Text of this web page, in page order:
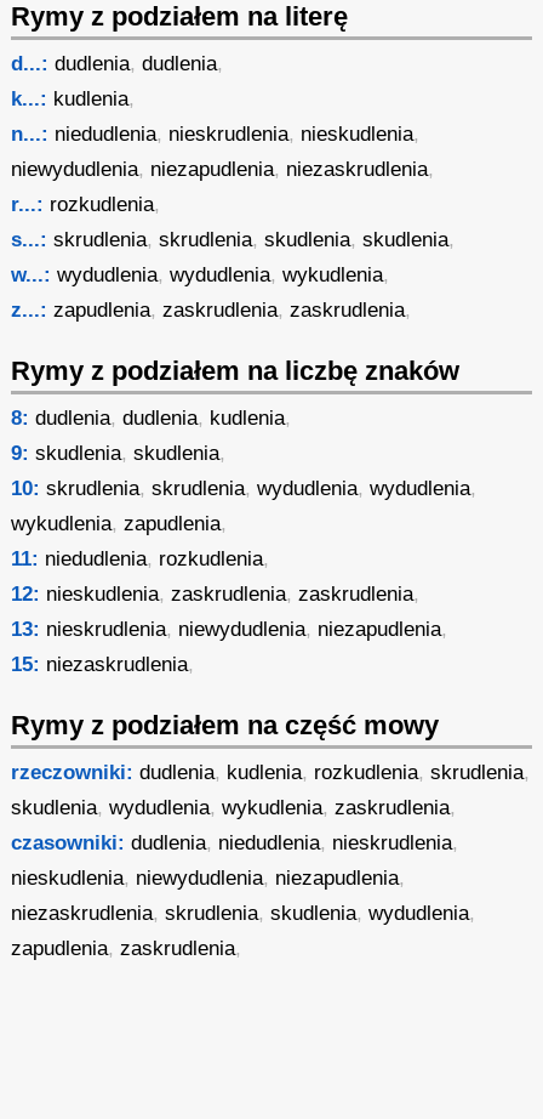
Rymy z podziałem na literę
d...: dudlenia,dudlenia,
k...: kudlenia,
n...: niedudlenia, nieskrudlenia, nieskudlenia,
niewydudlenia, niezapudlenia, niezaskrudlenia,
r...: rozkudlenia,
s...: skrudlenia,skrudlenia,skudlenia,skudlenia,
w...: wydudlenia,wydudlenia,wykudlenia,
z...: zapudlenia,zaskrudlenia,zaskrudlenia,
Rymy z podziałem na liczbę znaków
8: dudlenia,dudlenia, kudlenia,
9: skudlenia,skudlenia,
10: skrudlenia,skrudlenia,wydudlenia,wydudlenia,
wykudlenia,zapudlenia,
11: niedudlenia, rozkudlenia,
12: nieskudlenia,zaskrudlenia,zaskrudlenia,
13: nieskrudlenia, niewydudlenia, niezapudlenia,
15: niezaskrudlenia,
Rymy z podziałem na część mowy
rzeczowniki: dudlenia, kudlenia, rozkudlenia,skrudlenia,
skudlenia,wydudlenia,wykudlenia,zaskrudlenia,
czasowniki: dudlenia, niedudlenia, nieskrudlenia,
nieskudlenia, niewydudlenia, niezapudlenia,
niezaskrudlenia,skrudlenia,skudlenia,wydudlenia,
zapudlenia,zaskrudlenia,